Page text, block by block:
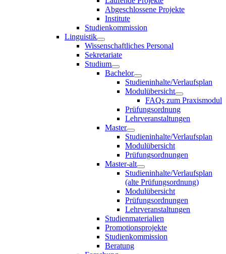
Abgeschlossene Projekte
Institute
Studienkommission
Linguistik
Wissenschaftliches Personal
Sekretariate
Studium
Bachelor
Studieninhalte/Verlaufsplan
Modulübersicht
FAQs zum Praxismodul
Prüfungsordnung
Lehrveranstaltungen
Master
Studieninhalte/Verlaufsplan
Modulübersicht
Prüfungsordnungen
Master-alt
Studieninhalte/Verlaufsplan
(alte Prüfungsordnung)
Modulübersicht
Prüfungsordnungen
Lehrveranstaltungen
Studienmaterialien
Promotionsprojekte
Studienkommission
Beratung